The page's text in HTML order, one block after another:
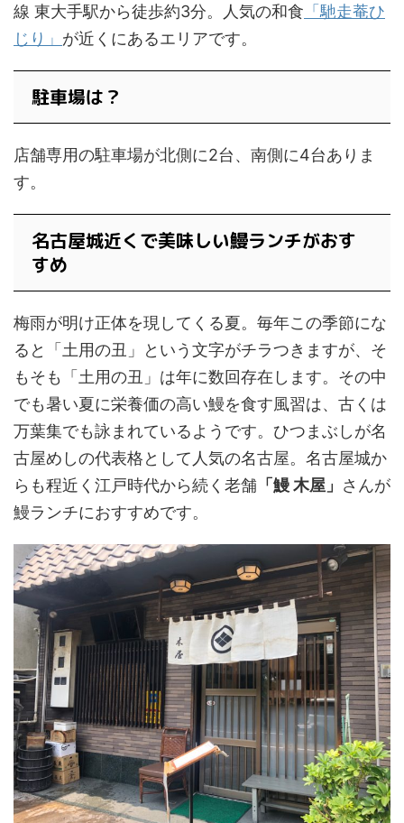
線 東大手駅から徒歩約3分。人気の和食 「馳走菴ひ
じり」 が近くにあるエリアです。
駐車場は？
店舗専用の駐車場が北側に2台、南側に4台ありま
す。
名古屋城近くで美味しい鰻ランチがおす
すめ
梅雨が明け正体を現してくる夏。毎年この季節にな
ると「土用の丑」という文字がチラつきますが、そ
もそも「土用の丑」は年に数回存在します。その中
でも暑い夏に栄養価の高い鰻を食す風習は、古くは
万葉集でも詠まれているようです。ひつまぶしが名
古屋めしの代表格として人気の名古屋。名古屋城か
らも程近く江戸時代から続く老舗 「鰻 木屋」 さんが
鰻ランチにおすすめです。